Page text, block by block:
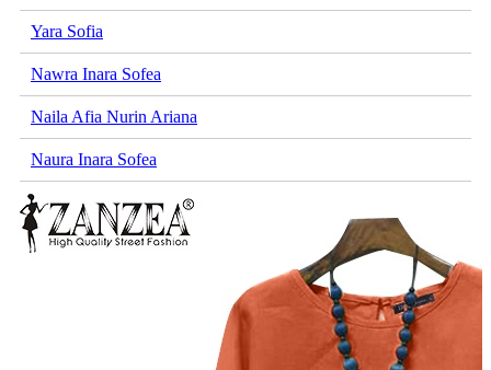
Yara Sofia
Nawra Inara Sofea
Naila Afia Nurin Ariana
Naura Inara Sofea